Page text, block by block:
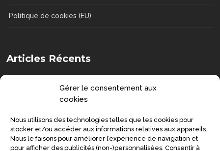
Gérer le consentement aux
cookies
Nous utilisons des technologies telles que les cookies pour
stocker et/ou accéder aux informations relatives aux appareils.
Nous le faisons pour améliorer l’expérience de navigation et
pour afficher des publicités (non-)personnalisées. Consentir à
Politique de cookies (EU)
Articles Récents
Senior : prévenir la grippe et préserver
sa santé